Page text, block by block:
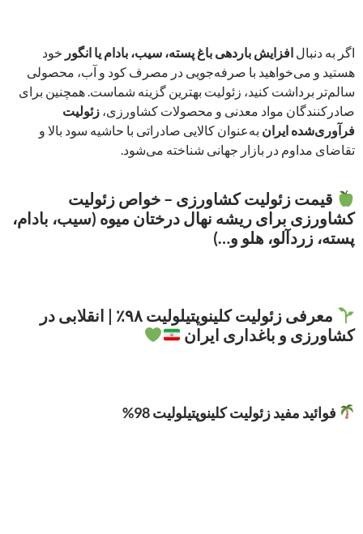
اگر به دنبال افزایش باردهی باغ پسته، سیب، بادام یا انگور خود
هستید و می‌خواهید با صرفه‌جویی در مصرف کود و آب، محصولی
سالم‌تر برداشت کنید، زئولیت بهترین گزینه شماست. همچنین برای
صادرکنندگان مواد معدنی و محصولات کشاورزی، زئولیت
فرآوری‌شده ایران به‌عنوان کالایی صادراتی با حاشیه سود بالا و
تقاضای مداوم در بازار جهانی شناخته می‌شود.
قیمت زئولیت کشاورزی – خواص زئولیت
کشاورزی برای ریشه نهال درختان میوه (سیب، بادام،
پسته، زردآلو، هلو و…)
معرفی زئولیت کلینوپتیلولیت ۹۸٪ | انقلابی در
کشاورزی و باغداری ایران
فوائید مفید زئولیت کلینوپتیلولیت 98%